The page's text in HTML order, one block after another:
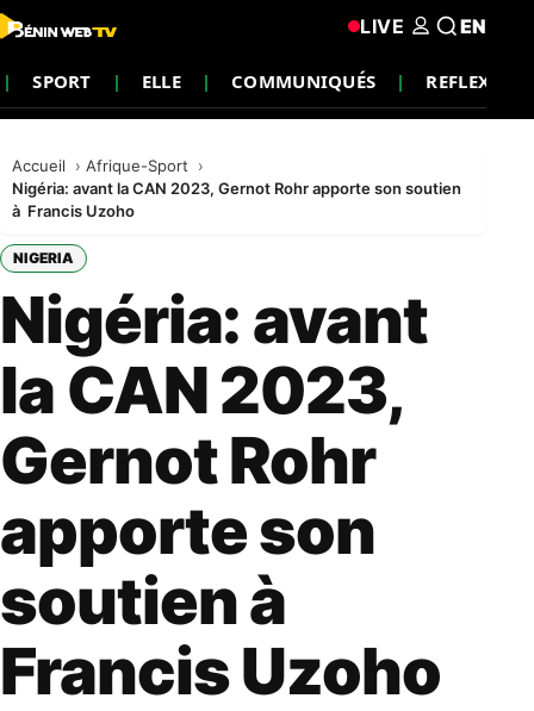
SPORT ELLE COMMUNIQUÉS REFLEXION
LIVE EN
Accueil
Afrique-Sport
Nigéria: avant la CAN 2023, Gernot Rohr apporte son soutien
à Francis Uzoho
NIGERIA
Nigéria: avant
la CAN 2023,
Gernot Rohr
apporte son
soutien à
Francis Uzoho